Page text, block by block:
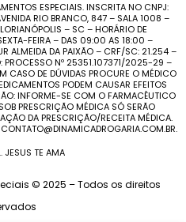
ESPECIAIS. INSCRITA NO CNPJ:
RIO BRANCO, 847 – SALA 1008 –
– SC – HORÁRIO DE
FEIRA – DAS 09:00 AS 18:00 –
ALMEIDA DA PAIXÃO – CRF/SC: 21.254 –
PROCESSO Nº 25351.107371/2025-29 –
CASO DE DÚVIDAS PROCURE O MÉDICO
PODEM CAUSAR EFEITOS
INFORME-SE COM O FARMACÊUTICO
PRESCRIÇÃO MÉDICA SÓ SERÃO
DA PRESCRIÇÃO/RECEITA MÉDICA.
JESUS TE AMA
© 2025 – Todos os direitos